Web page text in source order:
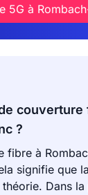
5G à
couverture
?
fibre à
signifie que
Dans